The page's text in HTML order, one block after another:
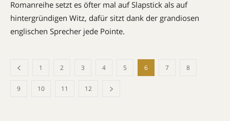
Romanreihe setzt es öfter mal auf Slapstick als auf
hintergründigen Witz, dafür sitzt dank der gran­diosen
englischen Sprecher jede Pointe.
1 2 3 4 5 6 7 8
9 10 11 12